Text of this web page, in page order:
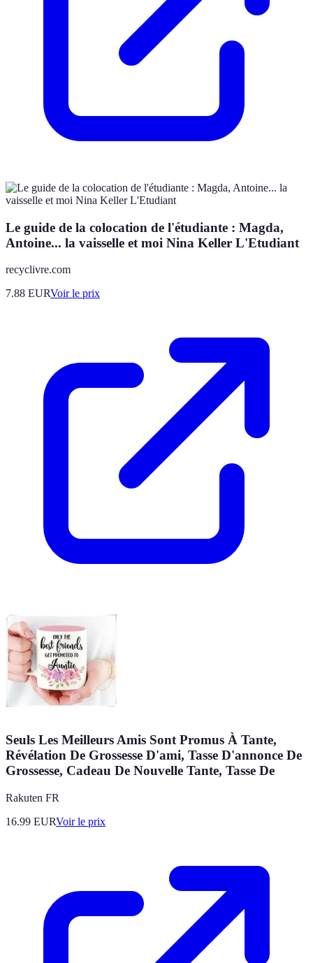
Le guide de la colocation de l'étudiante : Magda,
Antoine... la vaisselle et moi Nina Keller L'Etudiant
recyclivre.com
7.88 EURVoir le prix
Seuls Les Meilleurs Amis Sont Promus À Tante,
Révélation De Grossesse D'ami, Tasse D'annonce De
Grossesse, Cadeau De Nouvelle Tante, Tasse De
Rakuten FR
16.99 EURVoir le prix